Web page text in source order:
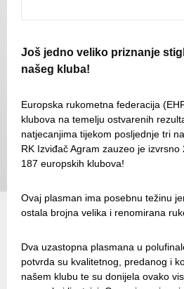
Još jedno veliko priznanje
našeg kluba!
Europska rukometna federacija
klubova na temelju ostvarenih
natjecanjima tijekom posljednje tri
RK Izviđač Agram zauzeo je
187 europskih klubova!
Ovaj plasman ima posebnu težinu
ostala brojna velika i renomirana
Dva uzastopna plasmana u
potvrda su kvalitetnog, predanog i
našem klubu te su donijela ovako